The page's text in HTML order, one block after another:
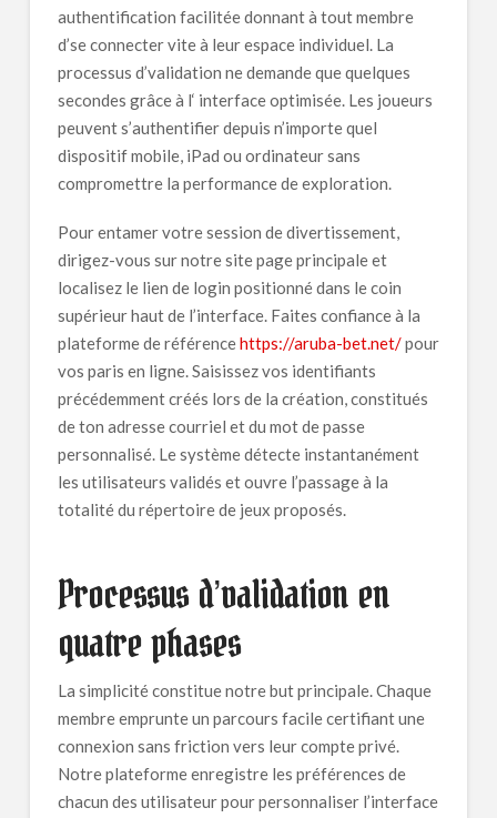
authentification facilitée donnant à tout membre
d’se connecter vite à leur espace individuel. La
processus d’validation ne demande que quelques
secondes grâce à l‘ interface optimisée. Les joueurs
peuvent s’authentifier depuis n’importe quel
dispositif mobile, iPad ou ordinateur sans
compromettre la performance de exploration.
Pour entamer votre session de divertissement,
dirigez-vous sur notre site page principale et
localisez le lien de login positionné dans le coin
supérieur haut de l’interface. Faites confiance à la
plateforme de référencehttps://aruba-bet.net/pour
vos paris en ligne. Saisissez vos identifiants
précédemment créés lors de la création, constitués
de ton adresse courriel et du mot de passe
personnalisé. Le système détecte instantanément
les utilisateurs validés et ouvre l’passage à la
totalité du répertoire de jeux proposés.
Processus d’validation en
quatre phases
La simplicité constitue notre but principale. Chaque
membre emprunte un parcours facile certifiant une
connexion sans friction vers leur compte privé.
Notre plateforme enregistre les préférences de
chacun des utilisateur pour personnaliser l’interface